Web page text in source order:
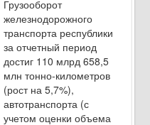
Грузооборот
железнодорожного
транспорта республики
за отчетный период
достиг 110 млрд 658,5
млн тонно-километров
(рост на 5,7%),
автотранспорта (с
учетом оценки объема